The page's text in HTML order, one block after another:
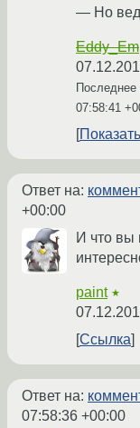
— Но
Eddy_Em
Последнее
07:58:41
Ответ на:
+00:00
И что вы
paint ★
Ссылка
Ответ на:
07:58:36 +00:00